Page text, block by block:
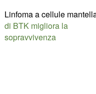
Linfoma a cellule
di BTK migliora la
sopravvivenza